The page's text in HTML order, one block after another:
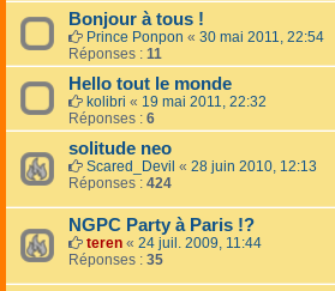
Bonjour à tous !
Prince Ponpon « 30 mai 2011, 22:54
Réponses : 11
Hello tout le monde
kolibri « 19 mai 2011, 22:32
Réponses : 6
solitude neo
Scared_Devil « 28 juin 2010, 12:13
Réponses : 424
NGPC Party à Paris !?
teren « 24 juil. 2009, 11:44
Réponses : 35